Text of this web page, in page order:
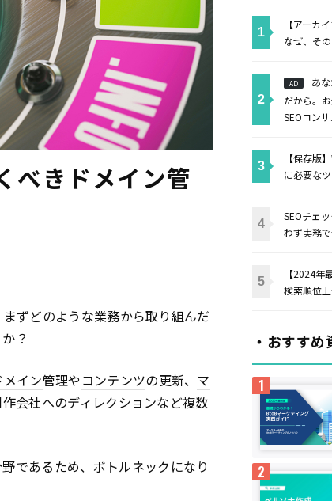
べきドメイン管
ずどのような業務から取り組んだ
？
メイン管理やコンテンツの更新、 マ
会社へのディレクションなど複数
であるため、ボトルネックになり
【アーカ
なぜ、そ
AD
あ
だから。
SEOコンサ
【保存版
に必要な
SEOチェ
わず実務
【2024年
検索順位
・おすす